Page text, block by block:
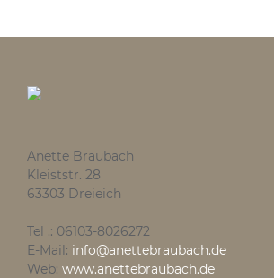
Anette Braubach
Kleiststr. 28
63303 Dreieich
Tel .: 06103-8026272
E-Mail: info@anettebraubach.de
Web: www.anettebraubach.de